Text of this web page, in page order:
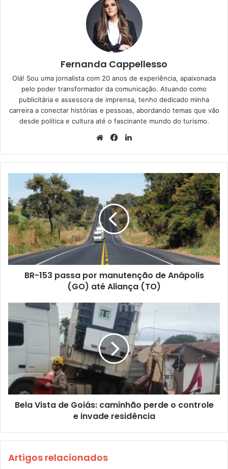
Fernanda Cappellesso
Olá! Sou uma jornalista com 20 anos de experiência, apaixonada
pelo poder transformador da comunicação. Atuando como
publicitária e assessora de imprensa, tenho dedicado minha
carreira a conectar histórias e pessoas, abordando temas que vão
desde política e cultura até o fascinante mundo do turismo.
WebsiteFacebook
BR-153 passa por manutenção de Anápolis
(GO) até Aliança (TO)
Bela Vista de Goiás: caminhão perde o controle
e invade residência
Artigos relacionados